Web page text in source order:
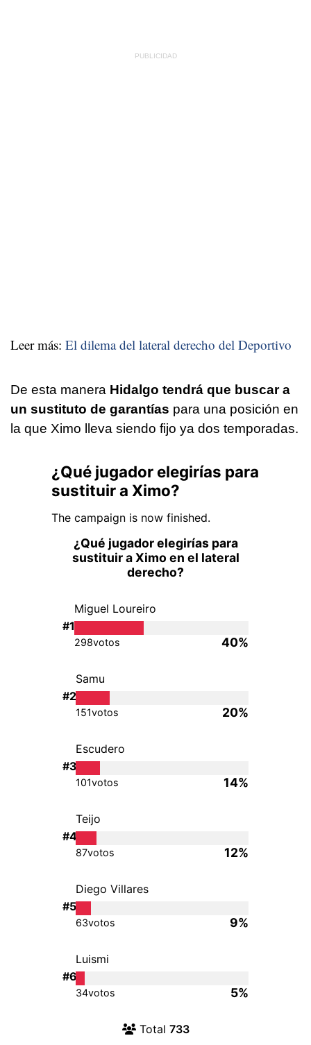
Leer más: El dilema del lateral derecho del Deportivo
De esta manera Hidalgo tendrá que buscar a
un sustituto de garantías para una posición en
la que Ximo lleva siendo fijo ya dos temporadas.